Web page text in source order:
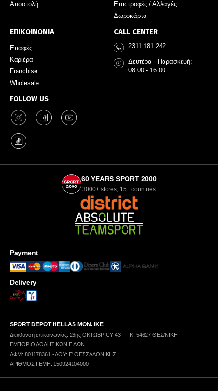
Αποστολή
Επιστροφές / Αλλαγές
Δωροκάρτα
ΕΠΙΚΟΙΝΩΝΙΑ
Επαφές
Καριέρα
Franchise
Wholesale
FOLLOW US
CALL CENTER
2311 181 242
Δευτέρα - Παρασκευή:
08:00 - 16:00
60 YEARS SPORT 2000
3000+ stores, 15+ countries
Payment
Delivery
SPORT DEPOT HELLAS ΜΟΝ. ΙΚΕ
Διεύθυνση επικοινωνίας: 26ης ΟΚΤΩΒΡΙΟΥ 43 - Τ.Κ. 54627 ΘΕΣ/ΝΙΚΗ
ΕΜΠΟΡΙΟ ΑΘΛΗΤΙΚΩΝ ΕΙΔΩΝ
ΑΦΜ: 801178361 - ΔΟΥ: Ε' ΘΕΣΣΑΛΟΝΙΚΗΣ
ΑΡΙΘΜΟΣ ΓΕΜΗ: 150924104000